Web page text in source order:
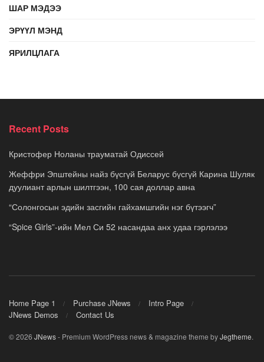
ШАР МЭДЭЭ
ЭРҮҮЛ МЭНД
ЯРИЛЦЛАГА
Recent Posts
Кристофер Ноланы трауматай Одиссей
Жеффри Эпштейны найз бүсгүй Беларус бүсгүй Карина Шуляк
дуулиант арлын шилтгээн, 100 сая доллар авна
“Солонгосын эдийн засгийн гайхамшгийн нэг бүтээгч”
“Spice Girls”-ийн Мел Си 52 насандаа анх удаа гэрлэлээ
Home Page 1 Purchase JNews
Intro Page
JNews Demos
Contact Us
© 2026 JNews- Premium WordPress news & magazine theme byJegtheme.